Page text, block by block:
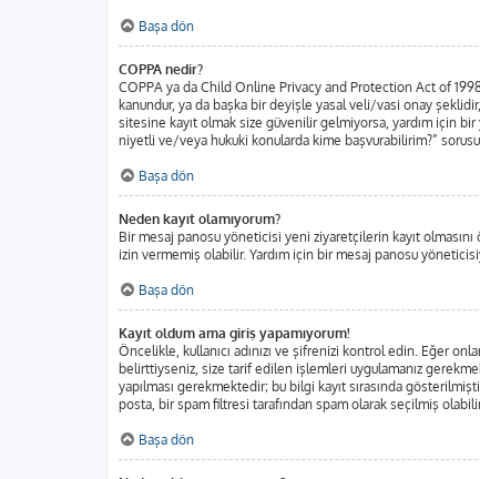
Başa dön
COPPA nedir?
COPPA ya da Child Online Privacy and Protection Act of
kanundur, ya da başka bir deyişle yasal veli/vasi onay
sitesine kayıt olmak size güvenilir gelmiyorsa, yardım için
niyetli ve/veya hukuki konularda kime başvurabilirim?”
Başa dön
Neden kayıt olamıyorum?
Bir mesaj panosu yöneticisi yeni ziyaretçilerin kayıt olmasını
izin vermemiş olabilir. Yardım için bir mesaj panosu
Başa dön
Kayıt oldum ama giriş yapamıyorum!
Öncelikle, kullanıcı adınızı ve şifrenizi kontrol edin. Eğer
belirttiyseniz, size tarif edilen işlemleri uygulamanız
yapılması gerekmektedir; bu bilgi kayıt sırasında
posta, bir spam filtresi tarafından spam olarak seçilmiş
Başa dön